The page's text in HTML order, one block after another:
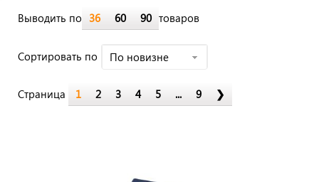
Выводить по 36 60 90 товаров
Cортировать по По новизне
Страница 1 2 3 4 5 ... 9 ❯